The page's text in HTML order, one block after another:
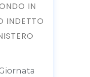
IN
INDETTO